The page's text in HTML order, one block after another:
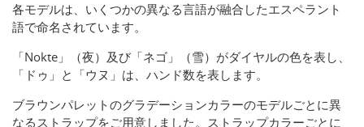
各モデルは、いくつかの異なる言語が融合したエスペラント
語で命名されています。
「Nokte」（夜）及び「ネゴ」（雪）がダイヤルの色を表し、
「ドゥ」と「ウヌ」は、ハンド数を表します。
ブラウンパレットのグラデーションカラーのモデルごとに異
なるストラップをご用意しました。ストラップカラーごとに